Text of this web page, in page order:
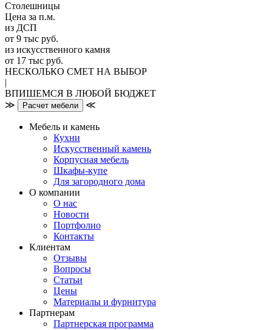
Столешницы
Цена за п.м.
из ДСП
от 9 тыс руб.
из искусственного камня
от 17 тыс руб.
НЕСКОЛЬКО СМЕТ НА ВЫБОР
|
ВПИШЕМСЯ В ЛЮБОЙ БЮДЖЕТ
≫
Расчет мебели ≪
Мебель и камень
Кухни
Искусственный камень
Корпусная мебель
Шкафы-купе
Для загородного дома
О компании
О нас
Новости
Портфолио
Контакты
Клиентам
Отзывы
Вопросы
Статьи
Цены
Материалы и фурнитура
Партнерам
Партнерская программа